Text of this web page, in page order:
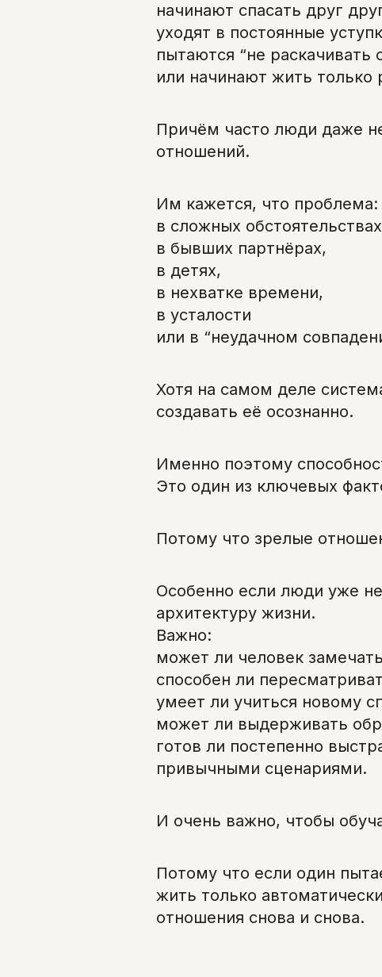
начинают спасать друг
уходят в постоянные
пытаются “не раскачивать
или начинают жить только
Причём часто люди даже
отношений.
Им кажется, что проблема:
в сложных
в бывших партнёрах,
в детях,
в нехватке времени,
в усталости
или в “неудачном
Хотя на самом деле
создавать её осознанно.
Именно поэтому
Это один из ключевых
Потому что зрелые
Особенно если люди уже
архитектуру жизни.
Важно:
может ли человек
способен ли
умеет ли учиться новому
может ли выдерживать
готов ли постепенно
привычными сценариями.
И очень важно, чтобы
Потому что если один
жить только
отношения снова и снова.